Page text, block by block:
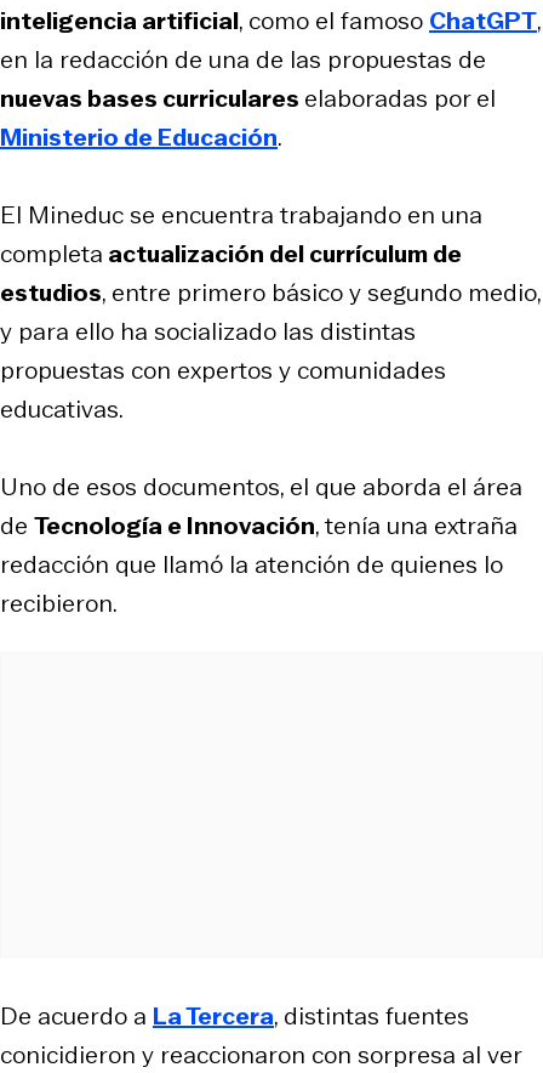
inteligencia artificial, como el famoso ChatGPT,
en la redacción de una de las propuestas de
nuevas bases curriculares elaboradas por el
Ministerio de Educación.
El Mineduc se encuentra trabajando en una
completa actualización del currículum de
estudios, entre primero básico y segundo medio,
y para ello ha socializado las distintas
propuestas con expertos y comunidades
educativas.
Uno de esos documentos, el que aborda el área
de Tecnología e Innovación, tenía una extraña
redacción que llamó la atención de quienes lo
recibieron.
De acuerdo a La Tercera, distintas fuentes
conicidieron y reaccionaron con sorpresa al ver